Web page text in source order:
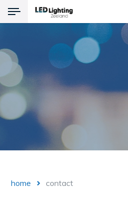
LED Verlichting
Explosievrije verlichting
home contact